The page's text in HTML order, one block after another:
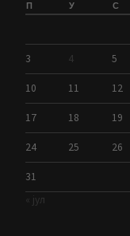
П У С
3 4 5
10 11 12
17 18 19
24 25 26
31
« јул